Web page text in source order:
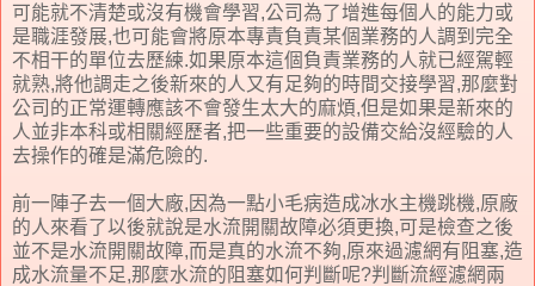
可能就不清楚或沒有機會學習,公司為了增進每個人的能力或
是職涯發展,也可能會將原本專責負責某個業務的人調到完全
不相干的單位去歷練.如果原本這個負責業務的人就已經駕輕
就熟,將他調走之後新來的人又有足夠的時間交接學習,那麼對
公司的正常運轉應該不會發生太大的麻煩,但是如果是新來的
人並非本科或相關經歷者,把一些重要的設備交給沒經驗的人
去操作的確是滿危險的.
前一陣子去一個大廠,因為一點小毛病造成冰水主機跳機,原廠
的人來看了以後就說是水流開關故障必須更換,可是檢查之後
並不是水流開關故障,而是真的水流不夠,原來過濾網有阻塞,造
成水流量不足,那麼水流的阻塞如何判斷呢?判斷流經濾網兩